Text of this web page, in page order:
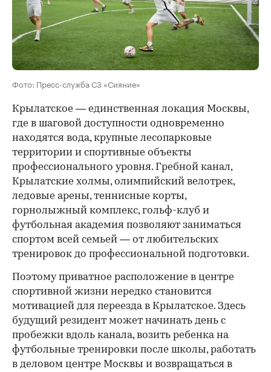
Фото: Пресс-служба СЗ «Сияние»
Крылатское — единственная локация Москвы,
где в шаговой доступности одновременно
находятся вода, крупные лесопарковые
территории и спортивные объекты
профессионального уровня. Гребной канал,
Крылатские холмы, олимпийский велотрек,
ледовые арены, теннисные корты,
горнолыжный комплекс, гольф-клуб и
футбольная академия позволяют заниматься
спортом всей семьей — от любительских
тренировок до профессиональной подготовки.
Поэтому приватное расположение в центре
спортивной жизни нередко становится
мотивацией для переезда в Крылатское. Здесь
будущий резидент может начинать день с
пробежки вдоль канала, возить ребенка на
футбольные тренировки после школы, работать
в деловом центре Москвы и возвращаться в